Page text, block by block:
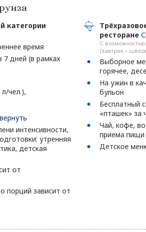
категории
время
7 дней (в рамках
чел.),
интенсивности,
утренняя
детская
от
порций зависит от
ресторане
С возможностью
(завтрак –
Выборное
горячее,
На ужин в
бульон
Бесплатный
«пташек» за
Чай, кофе,
приема пищи
Детское